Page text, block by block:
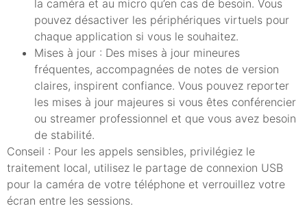
la caméra et au micro qu’en cas de besoin. Vous
pouvez désactiver les périphériques virtuels pour
chaque application si vous le souhaitez.
Mises à jour : Des mises à jour mineures
fréquentes, accompagnées de notes de version
claires, inspirent confiance. Vous pouvez reporter
les mises à jour majeures si vous êtes conférencier
ou streamer professionnel et que vous avez besoin
de stabilité.
Conseil : Pour les appels sensibles, privilégiez le
traitement local, utilisez le partage de connexion USB
pour la caméra de votre téléphone et verrouillez votre
écran entre les sessions.